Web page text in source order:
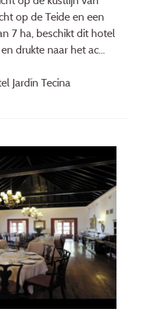
op de Teide en een
7 ha, beschikt dit hotel
drukte naar het ac...
Jardín Tecina